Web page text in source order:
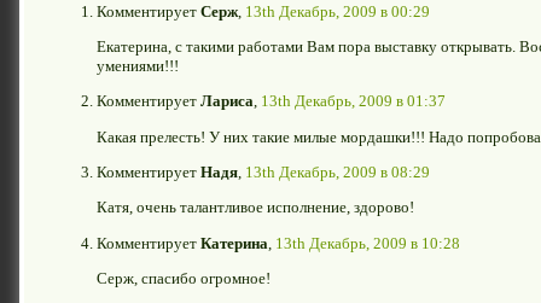
Комментирует Серж 13th Декабрь, 2009 в 00:29
Екатерина, с такими работами Вам пора выставку открывать.
умениями!!!
Комментирует Лариса, 13th Декабрь, 2009 в 01:37
Какая прелесть! У них такие милые мордашки!!! Надо
Комментирует Надя 13th Декабрь, 2009 в 08:29
Катя, очень талантливое исполнение, здорово!
Комментирует Катерина 13th Декабрь, 2009 в 10:28
Серж, спасибо огромное!